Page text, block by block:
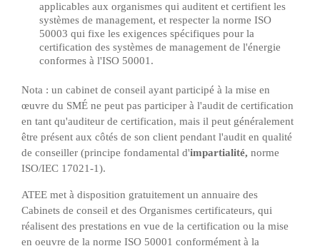
applicables aux organismes qui auditent et certifient les
systèmes de management, et respecter la norme ISO
50003 qui fixe les exigences spécifiques pour la
certification des systèmes de management de l'énergie
conformes à l'ISO 50001.
Nota : un cabinet de conseil ayant participé à la mise en
œuvre du SMÉ ne peut pas participer à l'audit de certification
en tant qu'auditeur de certification, mais il peut généralement
être présent aux côtés de son client pendant l'audit en qualité
de conseiller (principe fondamental d'impartialité, norme
ISO/IEC 17021-1).
ATEE met à disposition gratuitement un annuaire des
Cabinets de conseil et des Organismes certificateurs, qui
réalisent des prestations en vue de la certification ou la mise
en oeuvre de la norme ISO 50001 conformément à la